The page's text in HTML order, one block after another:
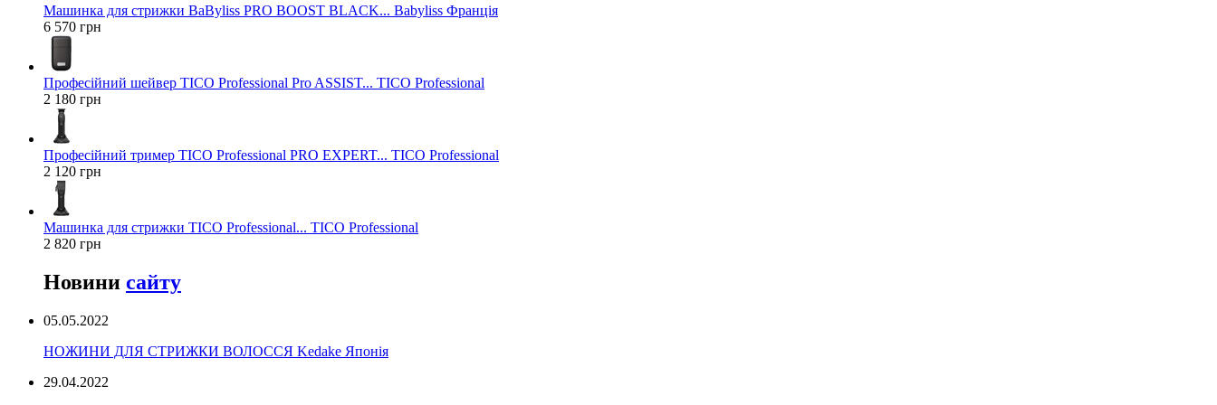
Машинка для стрижки BaByliss PRO BOOST BLACK... Babyliss Франція
6 570 грн
Професійний шейвер TICO Professional Pro ASSIST... TICO Professional
2 180 грн
Професійний тример TICO Professional PRO EXPERT... TICO Professional
2 120 грн
Машинка для стрижки TICO Professional... TICO Professional
2 820 грн
Новини сайту
05.05.2022
НОЖИНИ ДЛЯ СТРИЖКИ ВОЛОССЯ Kedake Японія
29.04.2022